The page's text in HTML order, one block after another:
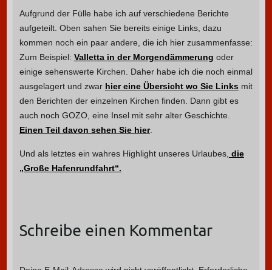
Aufgrund der Fülle habe ich auf verschiedene Berichte
aufgeteilt. Oben sahen Sie bereits einige Links, dazu
kommen noch ein paar andere, die ich hier zusammenfasse:
Zum Beispiel: Valletta in der Morgendämmerung oder
einige sehenswerte Kirchen. Daher habe ich die noch einmal
ausgelagert und zwar hier eine Übersicht wo Sie Links mit
den Berichten der einzelnen Kirchen finden. Dann gibt es
auch noch GOZO, eine Insel mit sehr alter Geschichte.
Einen Teil davon sehen Sie hier.
Und als letztes ein wahres Highlight unseres Urlaubes, die
„Große Hafenrundfahrt“.
Schreibe einen Kommentar